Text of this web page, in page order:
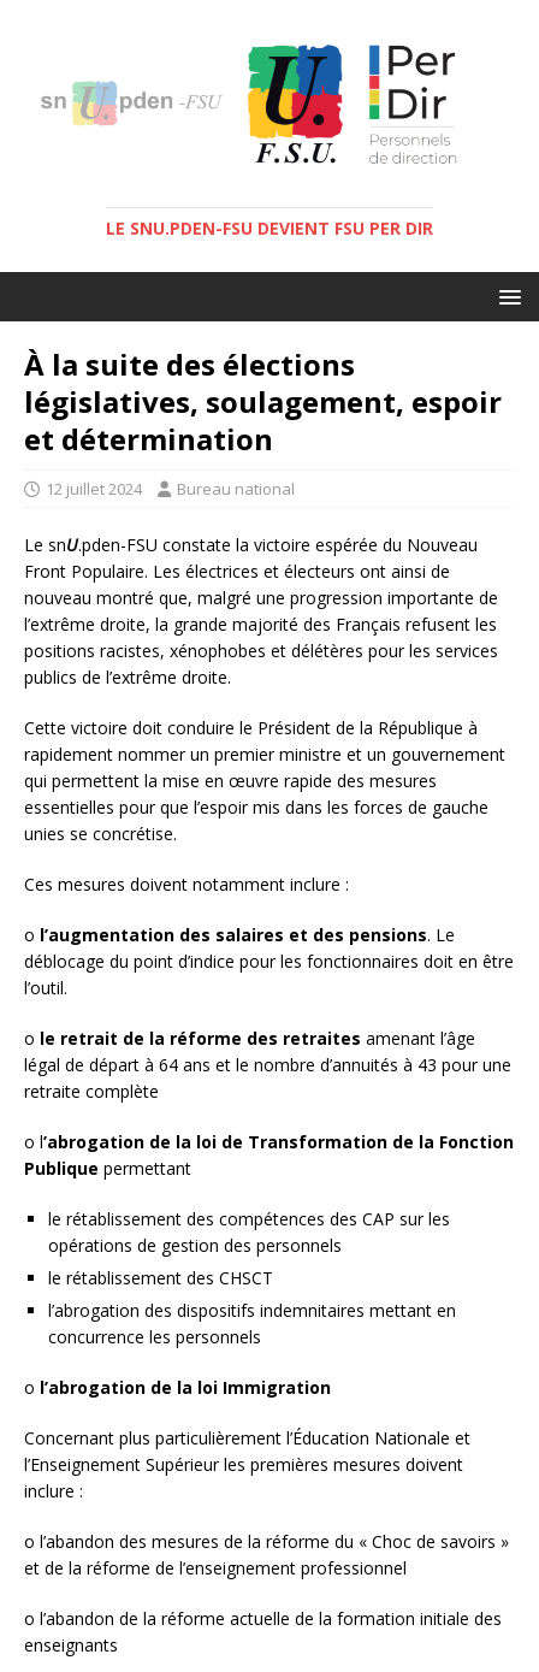
LE SNU.PDEN-FSU DEVIENT FSU PER DIR
À la suite des élections
législatives, soulagement, espoir
et détermination
12 juillet 2024 Bureau national
Le snU.pden-FSU constate la victoire espérée du Nouveau
Front Populaire. Les électrices et électeurs ont ainsi de
nouveau montré que, malgré une progression importante de
l’extrême droite, la grande majorité des Français refusent les
positions racistes, xénophobes et délétères pour les services
publics de l’extrême droite.
Cette victoire doit conduire le Président de la République à
rapidement nommer un premier ministre et un gouvernement
qui permettent la mise en œuvre rapide des mesures
essentielles pour que l’espoir mis dans les forces de gauche
unies se concrétise.
Ces mesures doivent notamment inclure :
o l’augmentation des salaires et des pensions. Le
déblocage du point d’indice pour les fonctionnaires doit en être
l’outil.
o le retrait de la réforme des retraites amenant l’âge
légal de départ à 64 ans et le nombre d’annuités à 43 pour une
retraite complète
o l’abrogation de la loi de Transformation de la Fonction
Publique permettant
le rétablissement des compétences des CAP sur les
opérations de gestion des personnels
le rétablissement des CHSCT
l’abrogation des dispositifs indemnitaires mettant en
concurrence les personnels
o l’abrogation de la loi Immigration
Concernant plus particulièrement l’Éducation Nationale et
l’Enseignement Supérieur les premières mesures doivent
inclure :
o l’abandon des mesures de la réforme du « Choc de savoirs »
et de la réforme de l’enseignement professionnel
o l’abandon de la réforme actuelle de la formation initiale des
enseignants